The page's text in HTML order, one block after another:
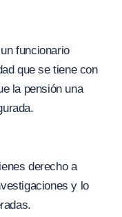
funcionario
que se tiene con
la pensión una
derecho a
y lo